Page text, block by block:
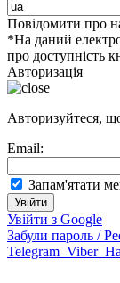
Повідомити про
*На даний
про доступність
Авторизація
Авторизуйтеся,
Email:
Запам'ятати
Увійти з Google
Забули пароль /
Telegram Viber